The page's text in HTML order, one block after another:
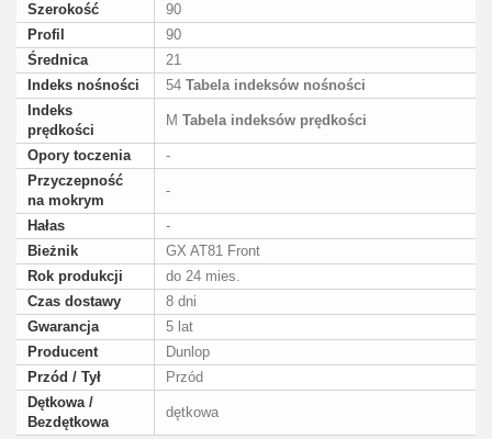
Szerokość
90
Profil
90
Średnica
21
Indeks nośności
54 Tabela indeksów nośności
Indeks
prędkości
M Tabela indeksów prędkości
Opory toczenia
-
Przyczepność
na mokrym
-
Hałas
-
Bieżnik
GX AT81 Front
Rok produkcji
do 24 mies.
Czas dostawy
8 dni
Gwarancja
5 lat
Producent
Dunlop
Przód / Tył
Przód
Dętkowa /
Bezdętkowa
dętkowa